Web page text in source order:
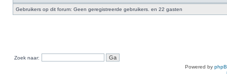
Gebruikers op dit forum: Geen geregistreerde gebruikers. en 22 gasten
Zoek naar:
Powered by